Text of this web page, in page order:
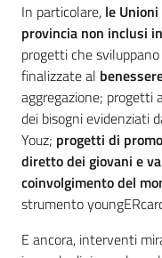
In particolare, le
provincia non inclusi
progetti che
finalizzate al
aggregazione; progetti
dei bisogni evidenziati
Youz; progetti di
diretto dei giovani e
coinvolgimento del
strumento
E ancora, interventi